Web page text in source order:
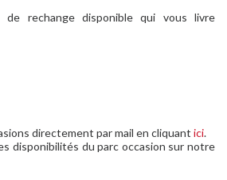
de rechange disponible qui vous livre
directement par mail en cliquant ici.
disponibilités du parc occasion sur notre